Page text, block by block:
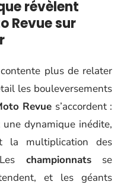
révèlent
Revue sur
plus de relater
les bouleversements
Revue s’accordent :
une dynamique inédite,
la multiplication des
championnatsse
et les géants